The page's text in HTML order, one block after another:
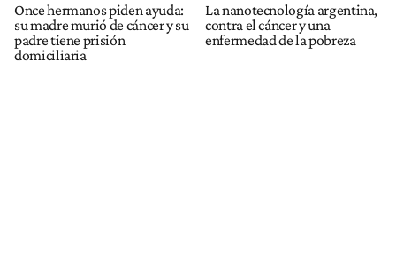
Once hermanos piden ayuda:
su madre murió de cáncer y su
padre tiene prisión
domiciliaria
La nanotecnología argentina,
contra el cáncer y una
enfermedad de la pobreza